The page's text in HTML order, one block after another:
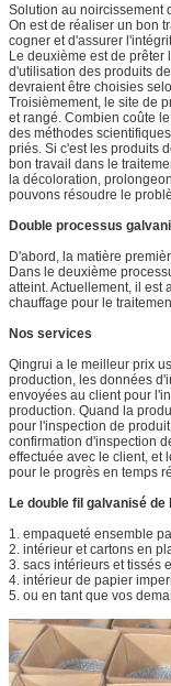
Solution au noircissement
On est de réaliser un bon
cogner et d'assurer
Le deuxième est de prêter
d'utilisation des produits
devraient être choisies
Troisièmement, le site de
et rangé. Combien coûte
des méthodes
priés. Si c'est les produits
bon travail dans le
la décoloration,
pouvons résoudre le
Double processus
D'abord, la matière
Dans le deuxième
atteint. Actuellement, il est
chauffage pour le
Nos services
Qingrui a le meilleur prix
production, les données
envoyées au client pour
production. Quand la
pour l'inspection de
confirmation d'inspection
effectuée avec le client, et
pour le progrès en temps
Le double fil galvanisé
1. empaqueté ensemble
2. intérieur et cartons en
3. sacs intérieurs et tissés
4. intérieur de papier
5. ou en tant que vos